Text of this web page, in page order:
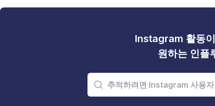
Instagram 활동
원하는 인플